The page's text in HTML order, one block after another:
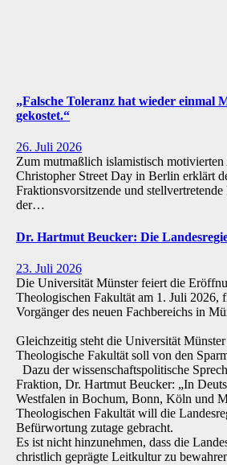
„Falsche Toleranz hat wieder einmal
gekostet.“
26. Juli 2026
Zum mutmaßlich islamistisch motivierten
Christopher Street Day in Berlin erklärt
Fraktionsvorsitzende und
der…
Dr. Hartmut Beucker: Die
23. Juli 2026
Die Universität Münster feiert die
Theologischen Fakultät am 1. Juli
Vorgänger des neuen Fachbereichs in
Gleichzeitig steht die Universität
Theologische Fakultät soll von den
Dazu der wissenschaftspolitische
Fraktion, Dr. Hartmut Beucker: „In
Westfalen in Bochum, Bonn, Köln und
Theologischen Fakultät will die
Befürwortung zutage gebracht.
Es ist nicht hinzunehmen, dass die
christlich geprägte Leitkultur zu